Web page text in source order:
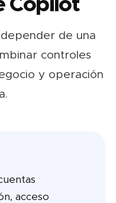
Copilot
de una
controles
y operación
acceso